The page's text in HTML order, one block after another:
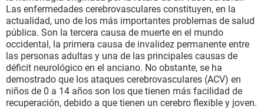
Las enfermedades cerebrovasculares constituyen, en la
actualidad, uno de los más importantes problemas de salud
pública. Son la tercera causa de muerte en el mundo
occidental, la primera causa de invalidez permanente entre
las personas adultas y una de las principales causas de
déficit neurológico en el anciano. No obstante, se ha
demostrado que los ataques cerebrovasculares (ACV) en
niños de 0 a 14 años son los que tienen más facilidad de
recuperación, debido a que tienen un cerebro flexible y joven.